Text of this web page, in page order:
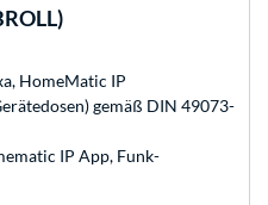
HomeMatic IP
gemäß DIN 49073-
IP App, Funk-